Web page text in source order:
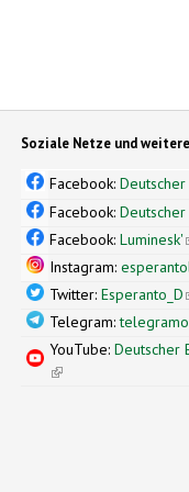
Soziale Netze und
Facebook:
Facebook:
Facebook:Luminesk'
Instagram:
Twitter:Esperanto_D
Telegram:
YouTube:Deutscher
(link is external)